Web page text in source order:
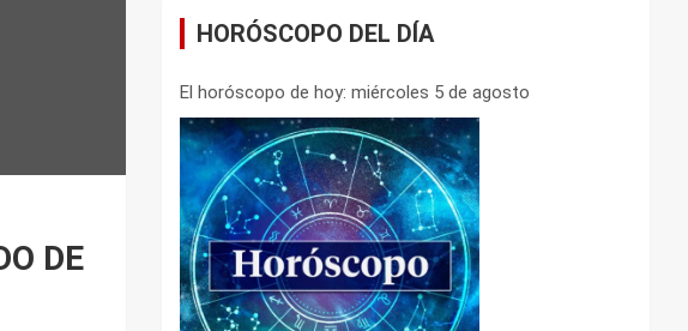
DE
HORÓSCOPO DEL DÍA
El horóscopo de hoy: miércoles 5 de agosto